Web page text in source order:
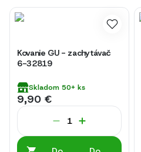
Kovanie GU - zachytávač
6-32819
Skladom 50+ ks
9,90 €